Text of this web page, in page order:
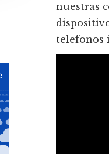
nuestras
telefonos